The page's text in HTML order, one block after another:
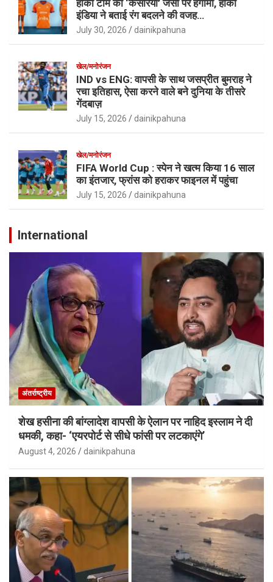
हॉकी टीम की ‘केसरिया’ जर्सी पर हंगामा, हॉकी
इंडिया ने बताई रंग बदलने की वजह…
July 30, 2026 dainikpahuna
खेल/मनोरंजन
IND vs ENG: वापसी के साथ जसप्रीत बुमराह ने
रचा इतिहास, ऐसा करने वाले बने दुनिया के तीसरे
गेंदबाज़
July 15, 2026 dainikpahuna
खेल/मनोरंजन
FIFA World Cup : स्पेन ने खत्म किया 16 साल
का इंतजार, फ्रांस को हराकर फाइनल में पहुंचा
July 15, 2026 dainikpahuna
International
अंतर्राष्ट्रीय
शेख हसीना की बांग्लादेश वापसी के ऐलान पर नाहिद इस्लाम ने दी
धमकी, कहा- ‘एयरपोर्ट से सीधे फांसी पर लटकाएंगे’
August 4, 2026 dainikpahuna